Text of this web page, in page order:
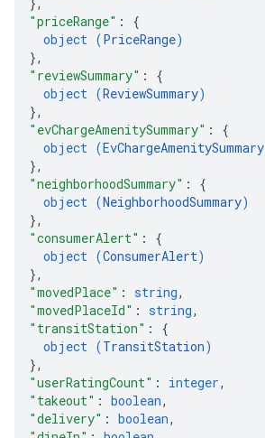
"priceRange" : {
object (PriceRange)
},
"reviewSummary" : {
object (ReviewSummary)
},
"evChargeAmenitySummary" : {
object (EvChargeAmenitySummary
},
"neighborhoodSummary" : {
object (NeighborhoodSummary)
},
"consumerAlert" : {
object (ConsumerAlert)
},
"movedPlace" : string,
"movedPlaceId" : string,
"transitStation" : {
object (TransitStation)
},
"userRatingCount" : integer,
"takeout" : boolean,
"delivery" : boolean,